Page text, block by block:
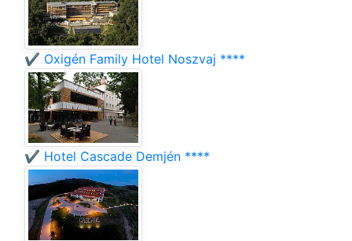
✔️ Oxigén Family Hotel Noszvaj ****
✔️ Hotel Cascade Demjén ****